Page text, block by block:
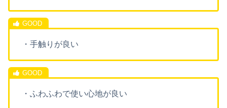
・手触りが良い
・ふわふわで使い心地が良い